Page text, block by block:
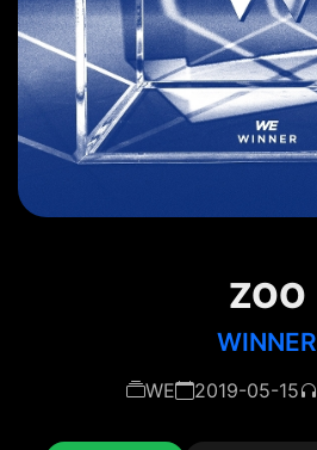
ZOO
WINNER
WE 2019-05-15